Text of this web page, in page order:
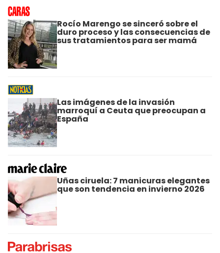
Rocío Marengo se sinceró sobre el
duro proceso y las consecuencias de
sus tratamientos para ser mamá
Las imágenes de la invasión
marroquí a Ceuta que preocupan a
España
Uñas ciruela: 7 manicuras elegantes
que son tendencia en invierno 2026